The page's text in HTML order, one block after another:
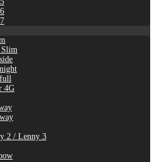
4G
2 / Lenny 3